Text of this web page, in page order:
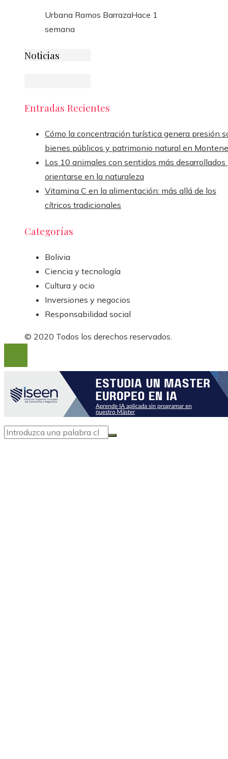
Urbana Ramos BarrazaHace 1
semana
Noticias
Entradas Recientes
Cómo la concentración turística genera presión
bienes públicos y patrimonio natural en
Los 10 animales con sentidos más desarrollados
orientarse en la naturaleza
Vitamina C en la alimentación: más allá de los
cítricos tradicionales
Categorías
Bolivia
Ciencia y tecnología
Cultura y ocio
Inversiones y negocios
Responsabilidad social
© 2020 Todos los derechos reservados.